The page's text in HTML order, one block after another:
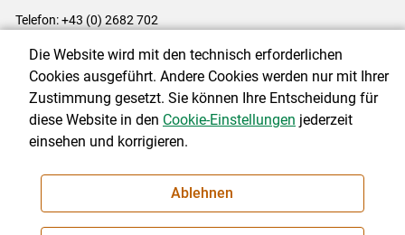
Telefon: +43 (0) 2682 702
Impressum|Kontakt|Datenschutzerklärung|Barrierefreiheit|
Cookie-Einstellungen
NEWSLETTER
Die Website wird mit den technisch erforderlichen
Cookies ausgeführt. Andere Cookies werden nur mit Ihrer
Zustimmung gesetzt. Sie können Ihre Entscheidung für
diese Website in den Cookie-Einstellungen jederzeit
einsehen und korrigieren.
Ablehnen